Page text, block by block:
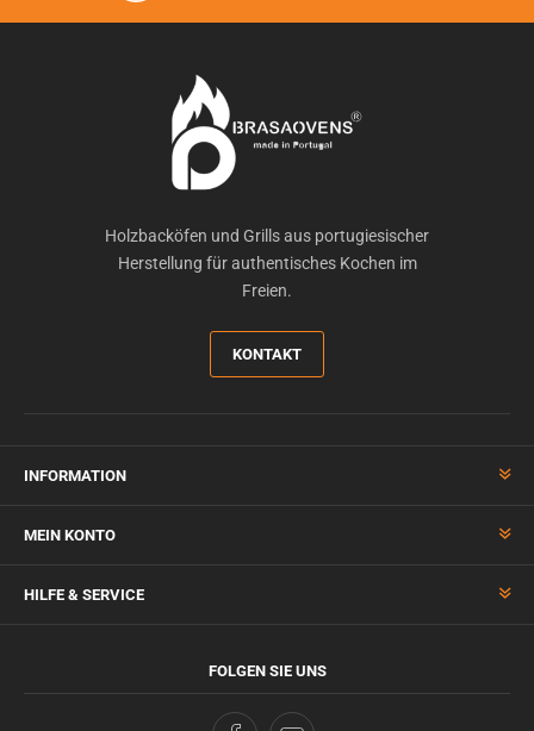
Holzbacköfen und Grills aus portugiesischer
Herstellung für authentisches Kochen im
Freien.
KONTAKT
INFORMATION
MEIN KONTO
HILFE & SERVICE
FOLGEN SIE UNS